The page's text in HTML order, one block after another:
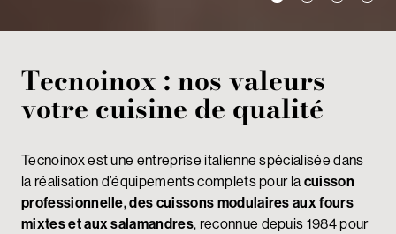
Tecnoinox : nos valeurs
votre cuisine de qualité
Tecnoinox est une entreprise italienne spécialisée dans
la réalisation d’équipements complets pour la cuisson
professionnelle, des cuissons modulaires aux fours
mixteset aux salamandres, reconnue depuis 1984 pour